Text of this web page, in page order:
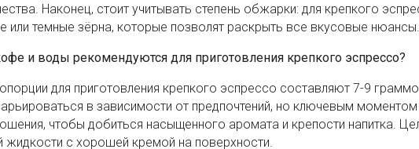
Наконец, стоит учитывать степень обжарки: для крепкого
или темные зёрна, которые позволят раскрыть все вкусовые нюансы.
и воды рекомендуются для приготовления крепкого эспрессо?
для приготовления крепкого эспрессо составляют 7-9
в зависимости от предпочтений, но ключевым
чтобы добиться насыщенного аромата и крепости напитка.
жидкости с хорошей кремой на поверхности.